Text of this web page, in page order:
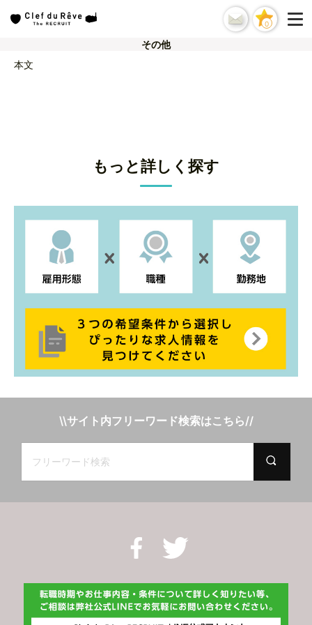
0
その他
本文
もっと詳しく探す
\\サイト内フリーワード検索はこちら//